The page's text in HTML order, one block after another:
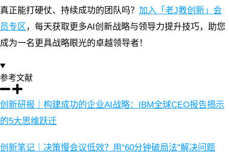
真正能打硬仗、持续成功的团队吗？ 加入「老J教创新」会
员专区 ，每天获取更多AI创新战略与领导力提升技巧，助您
成为一名更具战略眼光的卓越领导者！
参考文献
创新研报｜构建成功的企业AI战略：IBM全球CEO报告揭示
的5大思维跃迁
创新笔记｜决策慢会议低效？用“60分钟破局法”解决问题